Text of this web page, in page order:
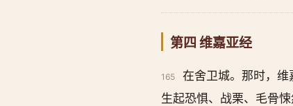
第四 维嘉亚经
165
在舍卫城。那时，
生起恐惧、战栗、毛骨